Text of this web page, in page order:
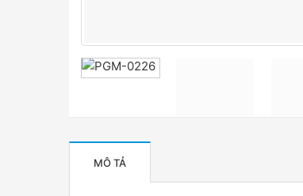
MÔ TẢ